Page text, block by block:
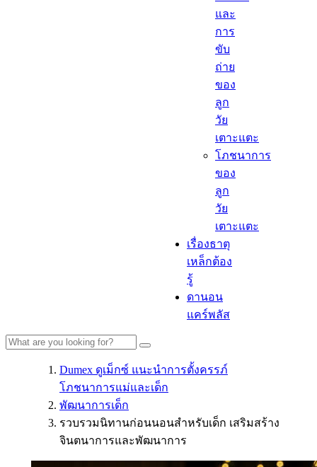
และ
การ
ขับ
ถ่าย
ของ
ลูก
วัย
เตาะแตะ
โภชนาการ
ของ
ลูก
วัย
เตาะแตะ
เรื่องธาตุ
เหล็กต้อง
รู้​
ดานอน
แคร์พลัส
Dumex ดูเม็กซ์ แนะนำการตั้งครรภ์
โภชนาการแม่และเด็ก
พัฒนาการเด็ก
รวบรวมนิทานก่อนนอนสำหรับเด็ก เสริมสร้าง
จินตนาการและพัฒนาการ